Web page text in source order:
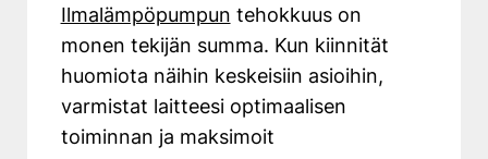
Ilmalämpöpumpun tehokkuus on
monen tekijän summa. Kun kiinnität
huomiota näihin keskeisiin asioihin,
varmistat laitteesi optimaalisen
toiminnan ja maksimoit